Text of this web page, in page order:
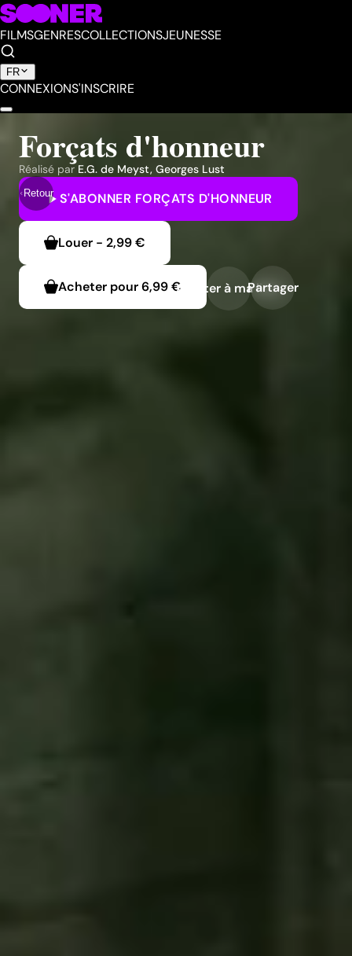
FILMSGENRESCOLLECTIONSJEUNESSE
FR
CONNEXIONS'INSCRIRE
Retour
Forçats d'honneur
Réalisé par E.G. de Meyst, Georges Lust
S'ABONNER FORÇATS D'HONNEUR
Louer - 2,99 €
Acheter pour6,99 €Ajouter à ma liste
Partager